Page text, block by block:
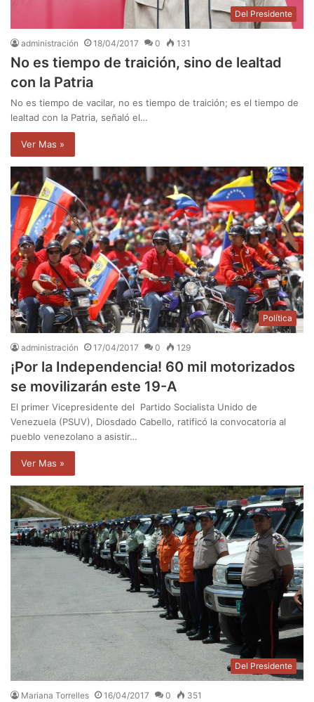
Del Presidente
administración 18/04/2017 0 131
No es tiempo de traición, sino de lealtad
con la Patria
No es tiempo de vacilar, no es tiempo de traición; es el tiempo de
lealtad con la Patria, señaló el…
Ver Mas »
Política
administración 17/04/2017 0 129
¡Por la Independencia! 60 mil motorizados
se movilizarán este 19-A
El primer Vicepresidente del Partido Socialista Unido de
Venezuela (PSUV), Diosdado Cabello, ratificó la convocatoria al
pueblo venezolano a asistir…
Ver Mas »
Del Presidente
Mariana Torrelles 16/04/2017 0 351